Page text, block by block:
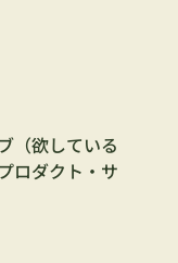
（欲している
ロダクト・サ